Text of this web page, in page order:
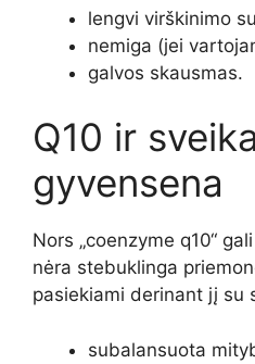
lengvi virškinimo
nemiga (jei
galvos skausmas.
Q10 ir sveika
gyvensena
Nors „coenzyme q10“
nėra stebuklinga
pasiekiami derinant jį su
subalansuota